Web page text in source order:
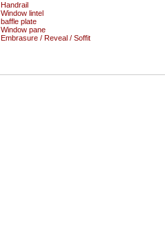
Handrail
Window lintel
baffle plate
Window pane
Embrasure / Reveal / Soffit